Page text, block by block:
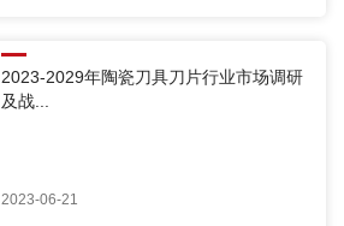
2023-2029年陶瓷刀具刀片行业市场调研
及战...
2023-06-21